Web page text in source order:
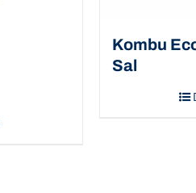
Kombu
Sal